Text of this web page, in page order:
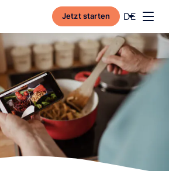
Jetzt starten Current
DE